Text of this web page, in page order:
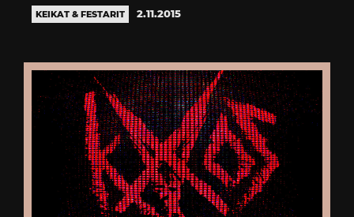
KEIKAT & FESTARIT 2.11.2015